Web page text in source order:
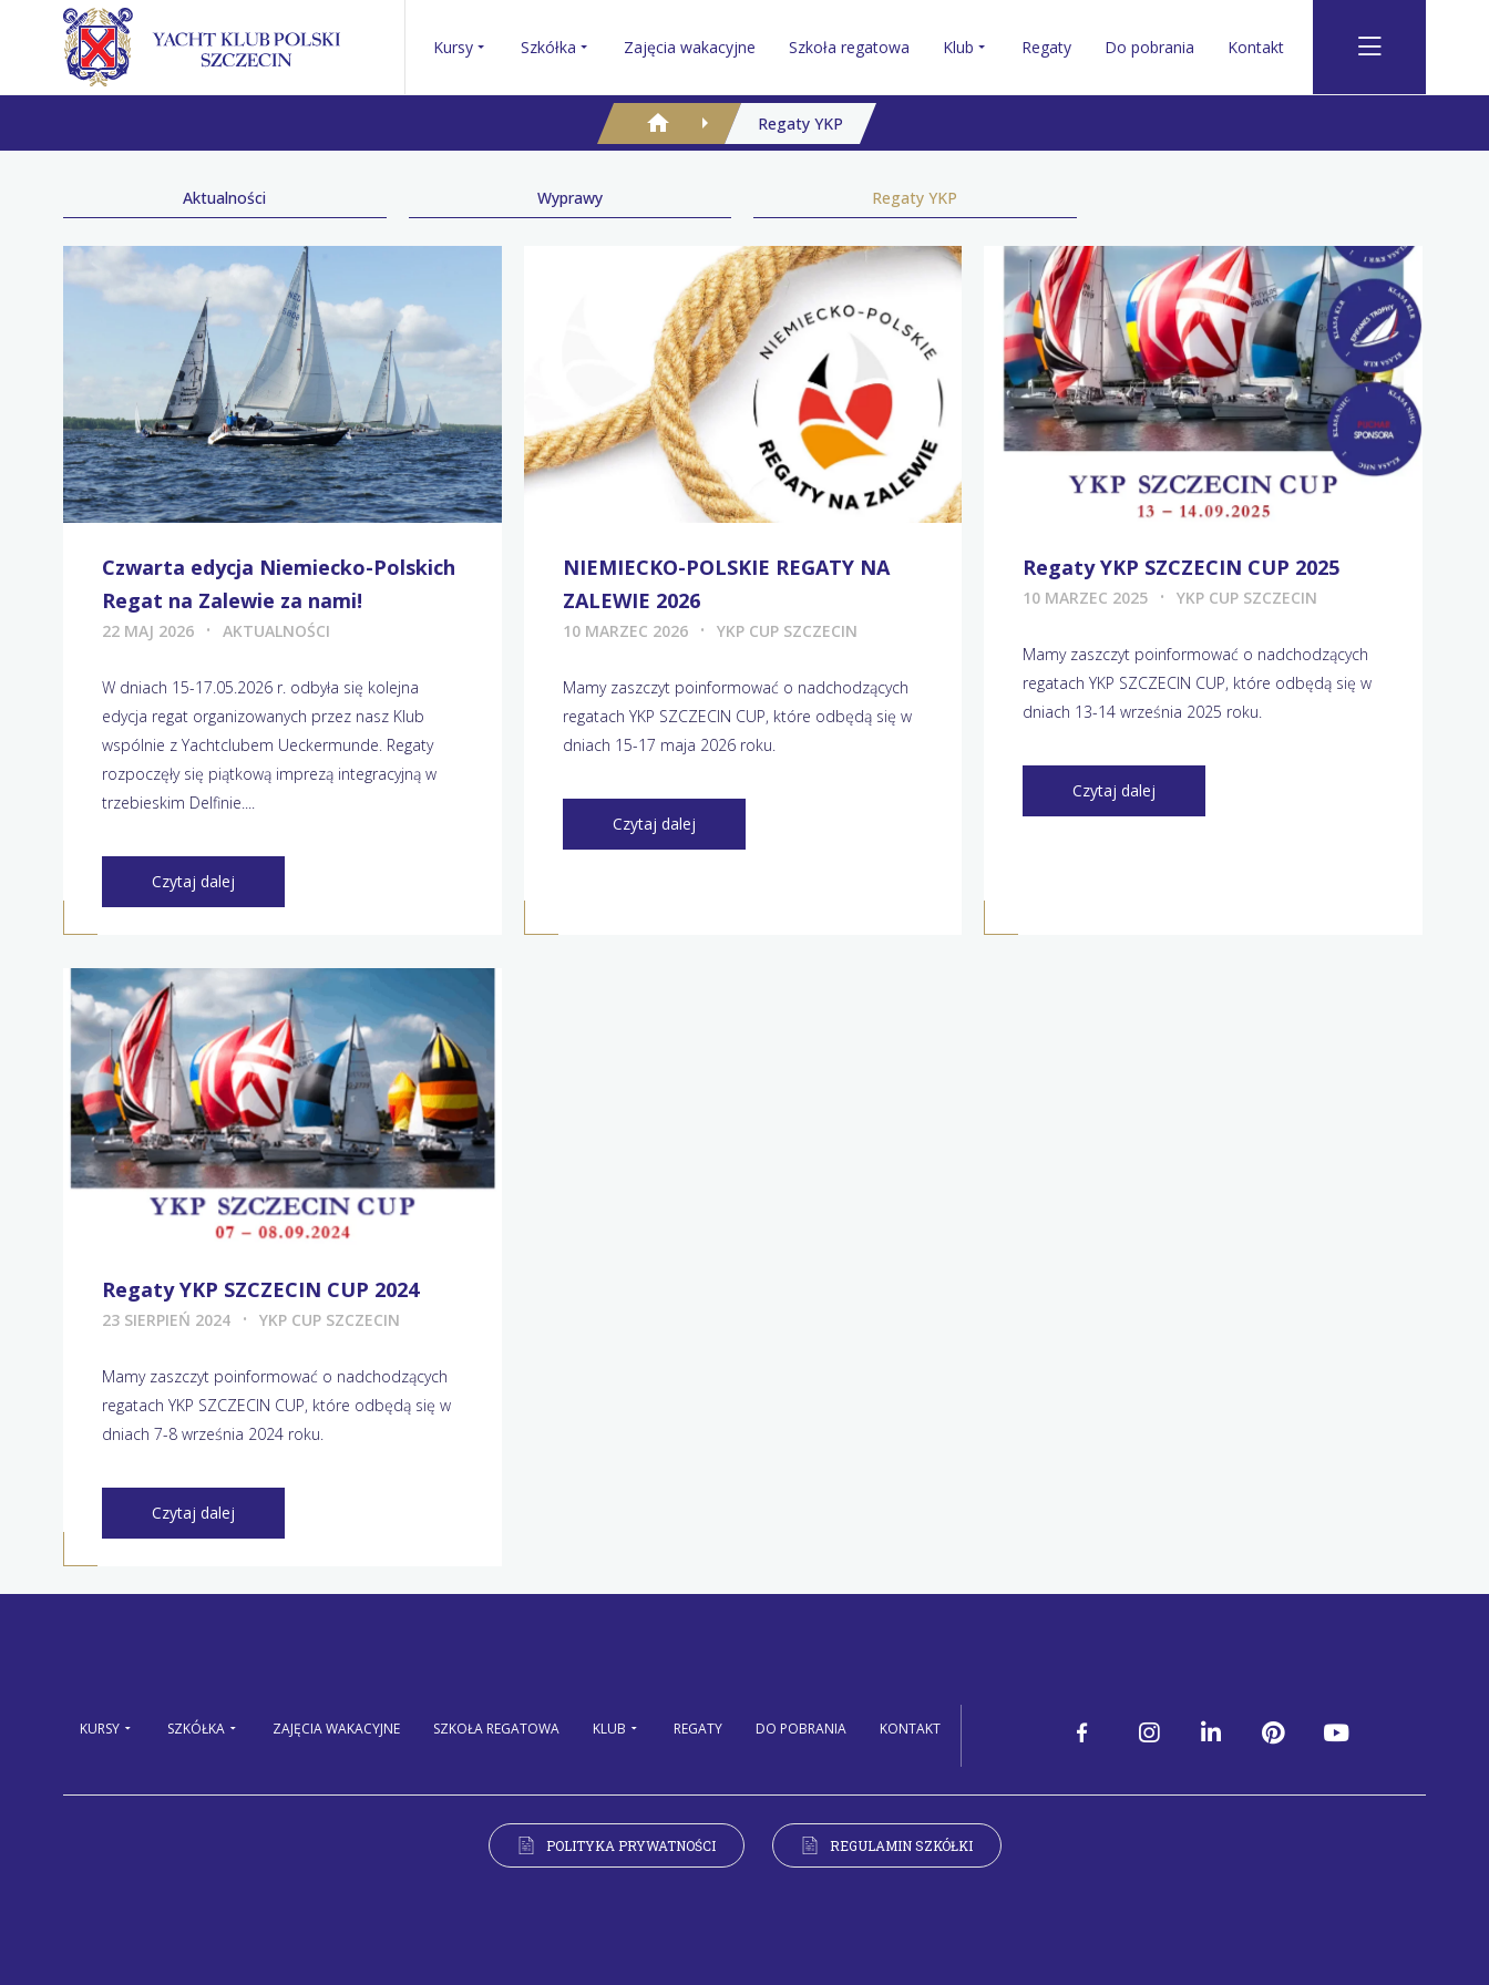
Kursy Szkółka Zajęcia wakacyjne Szkoła regatowa Klub Regaty Do pobrania Kontakt
Regaty YKP
Aktualności Wyprawy Regaty YKP
Czwarta edycja Niemiecko-Polskich
Regat na Zalewie za nami!
22 MAJ 2026 AKTUALNOŚCI
W dniach 15-17.05.2026 r. odbyła się kolejna
edycja regat organizowanych przez nasz Klub
wspólnie z Yachtclubem Ueckermunde. Regaty
rozpoczęły się piątkową imprezą integracyjną w
trzebieskim Delfinie....
Czytaj dalej
NIEMIECKO-POLSKIE REGATY NA
ZALEWIE 2026
10 MARZEC 2026 YKP CUP SZCZECIN
Mamy zaszczyt poinformować o nadchodzących
regatach YKP SZCZECIN CUP, które odbędą się w
dniach 15-17 maja 2026 roku.
Czytaj dalej
Regaty YKP SZCZECIN CUP 2025
10 MARZEC 2025 YKP CUP SZCZECIN
Mamy zaszczyt poinformować o nadchodzących
regatach YKP SZCZECIN CUP, które odbędą się w
dniach 13-14 września 2025 roku.
Czytaj dalej
Regaty YKP SZCZECIN CUP 2024
23 SIERPIEŃ 2024 YKP CUP SZCZECIN
Mamy zaszczyt poinformować o nadchodzących
regatach YKP SZCZECIN CUP, które odbędą się w
dniach 7-8 września 2024 roku.
Czytaj dalej
KURSY SZKÓŁKA ZAJĘCIA WAKACYJNE SZKOŁA REGATOWA KLUB REGATY DO POBRANIA KONTAKT
POLITYKA PRYWATNOŚCI REGULAMIN SZKÓŁKI